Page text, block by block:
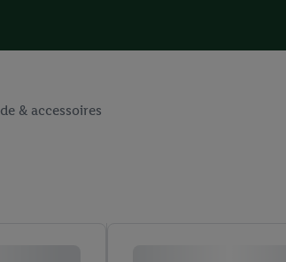
& accessoires